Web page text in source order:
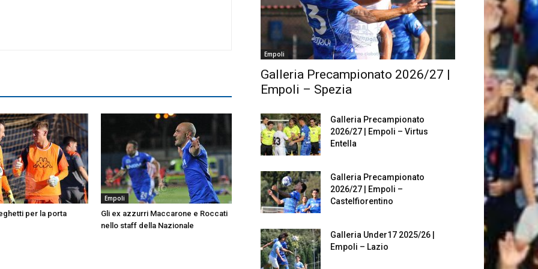
per la porta
Empoli
Gli ex azzurri Maccarone e Roccati
nello staff della Nazionale
Empoli
Galleria Precampionato 2026/27 |
Empoli – Spezia
Galleria Precampionato
2026/27 | Empoli – Virtus
Entella
Galleria Precampionato
2026/27 | Empoli –
Castelfiorentino
Galleria Under17 2025/26 |
Empoli – Lazio